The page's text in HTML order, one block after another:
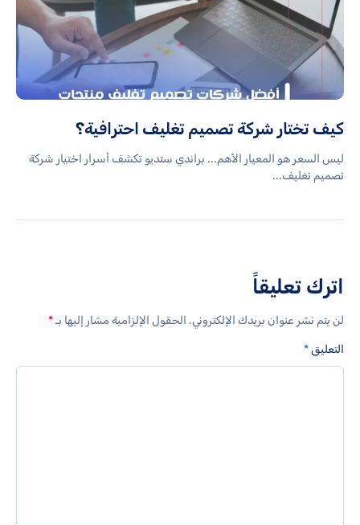
كيف تختار شركة تصميم تغليف احترافية؟
ليس السعر هو المعيار الأهم... براندي ستديو تكشف أسرار اختيار شركة
تصميم تغليف...
اترك تعليقاً
لن يتم نشر عنوان بريدك الإلكتروني. الحقول الإلزامية مشار إليها بـ*
التعليق*